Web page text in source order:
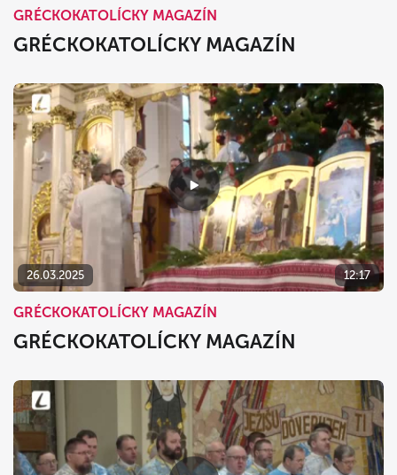
GRÉCKOKATOLÍCKY MAGAZÍN
GRÉCKOKATOLÍCKY MAGAZÍN
26.03.2025 12:17
GRÉCKOKATOLÍCKY MAGAZÍN
GRÉCKOKATOLÍCKY MAGAZÍN